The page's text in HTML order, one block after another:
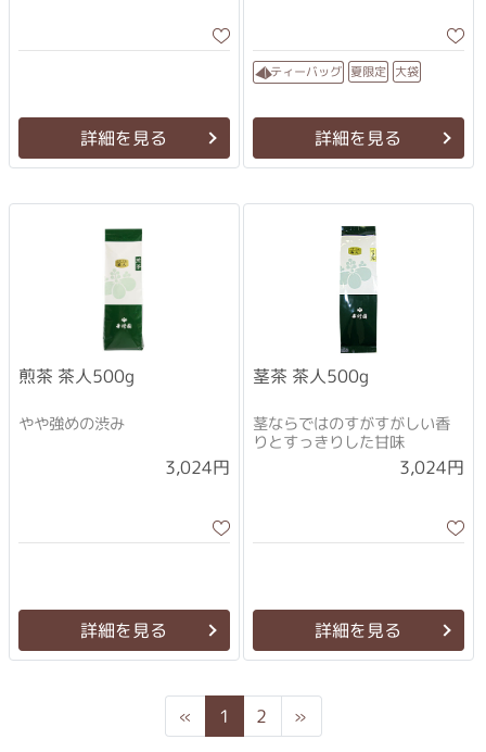
詳細を見る
ティーバッグ 夏限定 大袋
詳細を見る
煎茶 茶人500g
やや強めの渋み
3,024円
詳細を見る
茎茶 茶人500g
茎ならではのすがすがしい香
りとすっきりした甘味
3,024円
詳細を見る
« Previous
1 2 »